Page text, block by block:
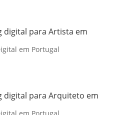
digital para Artista em
em Portugal
digital para Arquiteto em